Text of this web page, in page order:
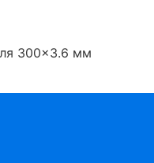
300x3.6 мм